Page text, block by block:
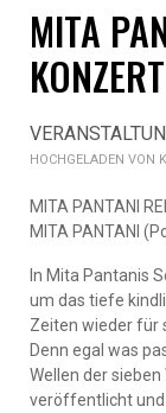
MITA
KONZERT
MITA PANTANI
MITA PANTANI
In Mita Pantanis
um das tiefe
Zeiten wieder für
Denn egal was
Wellen der
veröffentlicht und